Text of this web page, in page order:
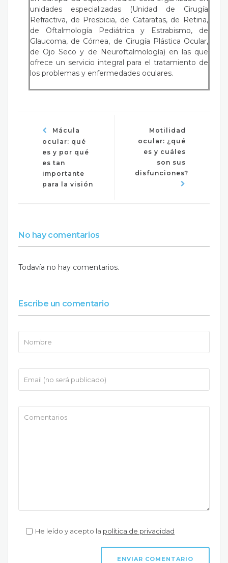
unidades especializadas (Unidad de Cirugía
Refractiva, de Presbicia, de Cataratas, de Retina,
de Oftalmología Pediátrica y Estrabismo, de
Glaucoma, de Córnea, de Cirugía Plástica Ocular,
de Ojo Seco y de Neuroftalmología) en las que
ofrece un servicio integral para el tratamiento de
los problemas y enfermedades oculares.
Mácula
ocular: qué
es y por qué
es tan
importante
para la visión
Motilidad
ocular: ¿qué
es y cuáles
son sus
disfunciones?
No hay comentarios
Todavía no hay comentarios.
Escribe un comentario
He leído y acepto la política de privacidad